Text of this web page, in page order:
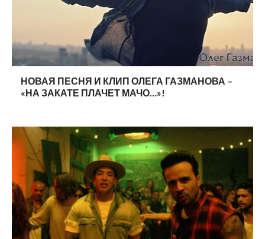
НОВАЯ ПЕСНЯ И КЛИП ОЛЕГА ГАЗМАНОВА –
«НА ЗАКАТЕ ПЛАЧЕТ МАЧО…»!